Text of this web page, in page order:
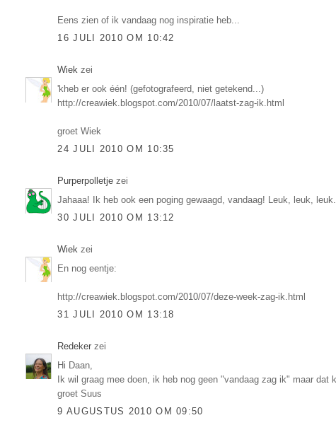
Eens zien of ik vandaag nog inspiratie heb...
16 JULI 2010 OM 10:42
Wiek zei
'kheb er ook één! (gefotografeerd, niet getekend...)
http://creawiek.blogspot.com/2010/07/laatst-zag-ik.html
groet Wiek
24 JULI 2010 OM 10:35
Purperpolletje zei
Jahaaa! Ik heb ook een poging gewaagd, vandaag! Leuk, leuk, leuk...
30 JULI 2010 OM 13:12
Wiek zei
En nog eentje:
http://creawiek.blogspot.com/2010/07/deze-week-zag-ik.html
31 JULI 2010 OM 13:18
Redeker zei
Hi Daan,
Ik wil graag mee doen, ik heb nog geen "vandaag zag ik" maar dat
groet Suus
9 AUGUSTUS 2010 OM 09:50